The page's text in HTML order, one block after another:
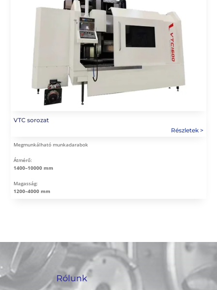
VTC sorozat
Megmunkálható munkadarabok
Átmérő:
1400–10000 mm
Magasság:
1200–4000 mm
Rólunk